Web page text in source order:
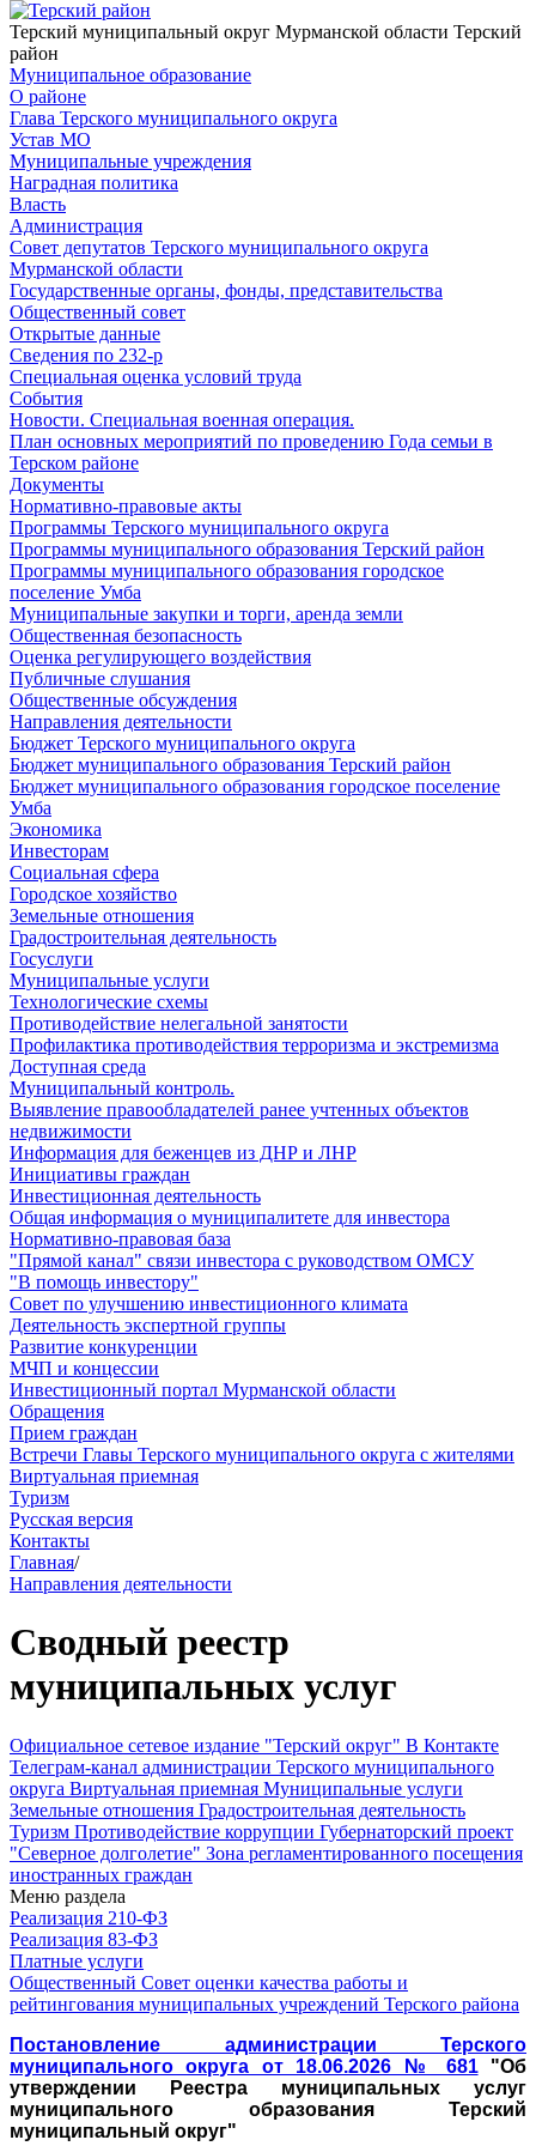
Терский муниципальный округ Мурманской области Терский
район
Муниципальное образование
О районе
Глава Терского муниципального округа
Устав МО
Муниципальные учреждения
Наградная политика
Власть
Администрация
Совет депутатов Терского муниципального округа
Мурманской области
Государственные органы, фонды, представительства
Общественный совет
Открытые данные
Сведения по 232-р
Специальная оценка условий труда
События
Новости. Специальная военная операция.
План основных мероприятий по проведению Года семьи в
Терском районе
Документы
Нормативно-правовые акты
Программы Терского муниципального округа
Программы муниципального образования Терский район
Программы муниципального образования городское
поселение Умба
Муниципальные закупки и торги, аренда земли
Общественная безопасность
Оценка регулирующего воздействия
Публичные слушания
Общественные обсуждения
Направления деятельности
Бюджет Терского муниципального округа
Бюджет муниципального образования Терский район
Бюджет муниципального образования городское поселение
Умба
Экономика
Инвесторам
Социальная сфера
Городское хозяйство
Земельные отношения
Градостроительная деятельность
Госуслуги
Муниципальные услуги
Технологические схемы
Противодействие нелегальной занятости
Профилактика противодействия терроризма и экстремизма
Доступная среда
Муниципальный контроль.
Выявление правообладателей ранее учтенных объектов
недвижимости
Информация для беженцев из ДНР и ЛНР
Инициативы граждан
Инвестиционная деятельность
Общая информация о муниципалитете для инвестора
Нормативно-правовая база
"Прямой канал" связи инвестора с руководством ОМСУ
"В помощь инвестору"
Совет по улучшению инвестиционного климата
Деятельность экспертной группы
Развитие конкуренции
МЧП и концессии
Инвестиционный портал Мурманской области
Обращения
Прием граждан
Встречи Главы Терского муниципального округа с жителями
Виртуальная приемная
Туризм
Русская версия
Контакты
Главная/
Направления деятельности
Сводный реестр
муниципальных услуг
Официальное сетевое издание "Терский округ" В Контакте
Телеграм-канал администрации Терского муниципального
округа Виртуальная приемная Муниципальные услуги
Земельные отношения Градостроительная деятельность
Туризм Противодействие коррупции Губернаторский проект
"Северное долголетие" Зона регламентированного посещения
иностранных граждан
Меню раздела
Реализация 210-ФЗ
Реализация 83-ФЗ
Платные услуги
Общественный Совет оценки качества работы и
рейтингования муниципальных учреждений Терского района
Постановление администрации Терского
муниципального округа от 18.06.2026 № 681"Об
утверждении Реестра муниципальных услуг
муниципального образования Терский
муниципальный округ"